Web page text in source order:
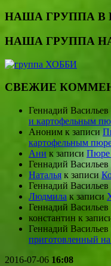
НАША ГРУППА В
НАША ГРУППА НА
СВЕЖИЕ
Геннадий Васильев
и картофельным
Аноним к записи
картофельным
Ани к записи Пюре
Геннадий Васильев
Наталья к записи
Геннадий Васильев
Людмила к записи
Геннадий Васильев
константин к
Геннадий Васильев
приготовленный
2016-07-06 16:08